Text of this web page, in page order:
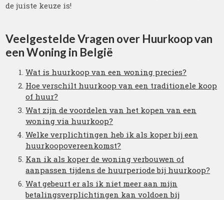
de juiste keuze is!
Veelgestelde Vragen over Huurkoop van
een Woning in België
Wat is huurkoop van een woning precies?
Hoe verschilt huurkoop van een traditionele koop
of huur?
Wat zijn de voordelen van het kopen van een
woning via huurkoop?
Welke verplichtingen heb ik als koper bij een
huurkoopovereenkomst?
Kan ik als koper de woning verbouwen of
aanpassen tijdens de huurperiode bij huurkoop?
Wat gebeurt er als ik niet meer aan mijn
betalingsverplichtingen kan voldoen bij